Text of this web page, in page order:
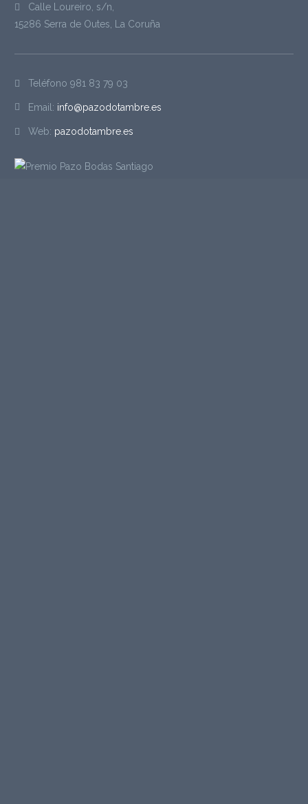
Calle Loureiro, s/n,
15286 Serra de Outes, La Coruña
Teléfono 981 83 79 03
Email: info@pazodotambre.es
Web: pazodotambre.es